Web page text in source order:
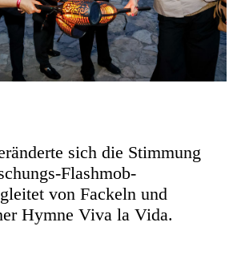
sich die Stimmung
Flashmob-
von Fackeln und
Hymne Viva la Vida.